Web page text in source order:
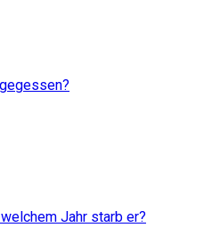
Jahr starb er?